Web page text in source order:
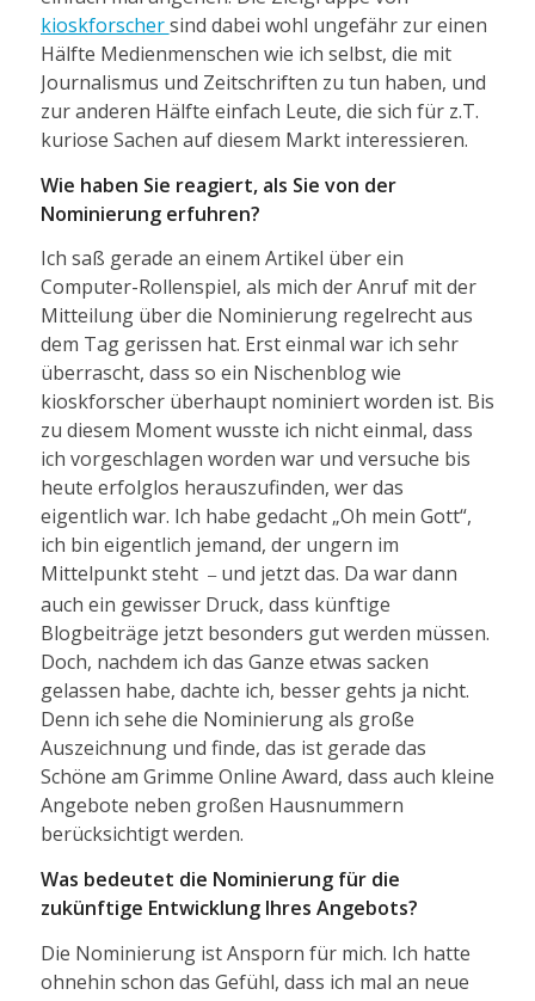
kioskforschersind dabei wohl ungefähr zur einen
Hälfte Medienmenschen wie ich selbst, die mit
Journalismus und Zeitschriften zu tun haben, und
zur anderen Hälfte einfach Leute, die sich für z.T.
kuriose Sachen auf diesem Markt interessieren.
Wie haben Sie reagiert, als Sie von der
Nominierung erfuhren?
Ich saß gerade an einem Artikel über ein
Computer-Rollenspiel, als mich der Anruf mit der
Mitteilung über die Nominierung regelrecht aus
dem Tag gerissen hat. Erst einmal war ich sehr
überrascht, dass so ein Nischenblog wie
kioskforscher überhaupt nominiert worden ist. Bis
zu diesem Moment wusste ich nicht einmal, dass
ich vorgeschlagen worden war und versuche bis
heute erfolglos herauszufinden, wer das
eigentlich war. Ich habe gedacht „Oh mein Gott“,
ich bin eigentlich jemand, der ungern im
Mittelpunkt steht – und jetzt das. Da war dann
auch ein gewisser Druck, dass künftige
Blogbeiträge jetzt besonders gut werden müssen.
Doch, nachdem ich das Ganze etwas sacken
gelassen habe, dachte ich, besser gehts ja nicht.
Denn ich sehe die Nominierung als große
Auszeichnung und finde, das ist gerade das
Schöne am Grimme Online Award, dass auch kleine
Angebote neben großen Hausnummern
berücksichtigt werden.
Was bedeutet die Nominierung für die
zukünftige Entwicklung Ihres Angebots?
Die Nominierung ist Ansporn für mich. Ich hatte
ohnehin schon das Gefühl, dass ich mal an neue